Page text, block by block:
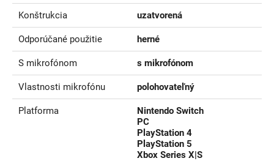
Konštrukcia uzatvorená
Odporúčané použitie herné
S mikrofónom s mikrofónom
Vlastnosti mikrofónu polohovateľný
Platforma
Nintendo Switch
PC
PlayStation 4
PlayStation 5
Xbox Series X|S